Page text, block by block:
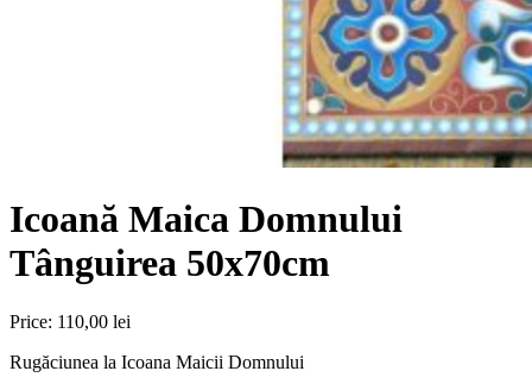
Icoană Maica Domnului
Tânguirea 50x70cm
Price: 110,00 lei
Rugăciunea la Icoana Maicii Domnului